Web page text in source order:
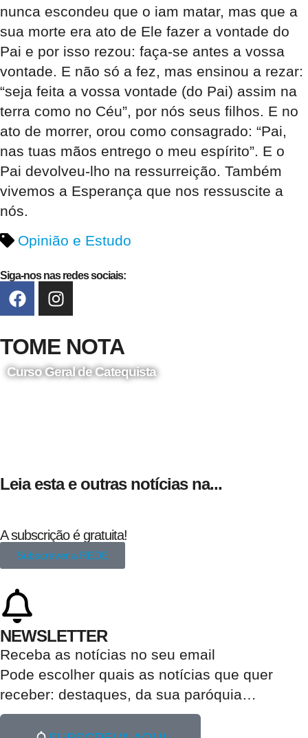
nunca escondeu que o iam matar, mas que a
sua morte era ato de Ele fazer a vontade do
Pai e por isso rezou: faça-se antes a vossa
vontade. E não só a fez, mas ensinou a rezar:
“seja feita a vossa vontade (do Pai) assim na
terra como no Céu”, por nós seus filhos. E no
ato de morrer, orou como consagrado: “Pai,
nas tuas mãos entrego o meu espírito”. E o
Pai devolveu-lho na ressurreição. Também
vivemos a Esperança que nos ressuscite a
nós.
Opinião e Estudo
Siga-nos nas redes sociais:
TOME NOTA
Curso Geral de Catequista
Leia esta e outras notícias na...
A subscrição é gratuita!
Subscrever a REDE
NEWSLETTER
Receba as notícias no seu email​
Pode escolher quais as notícias que quer
receber: destaques, da sua paróquia